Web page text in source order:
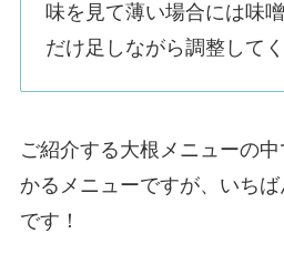
味を見て薄い場合には味
だけ足しながら調整してく
ご紹介する大根メニューの
かるメニューですが、いち
です！